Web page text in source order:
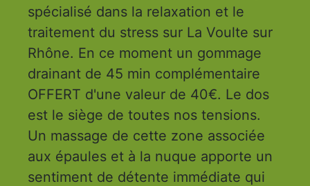
spécialisé dans la relaxation et le
traitement du stress sur La Voulte sur
Rhône. En ce moment un gommage
drainant de 45 min complémentaire
OFFERT d'une valeur de 40€. Le dos
est le siège de toutes nos tensions.
Un massage de cette zone associée
aux épaules et à la nuque apporte un
sentiment de détente immédiate qui